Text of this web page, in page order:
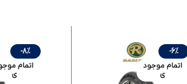
-6%
اتمام موجود
ی
-8%
اتمام
ی